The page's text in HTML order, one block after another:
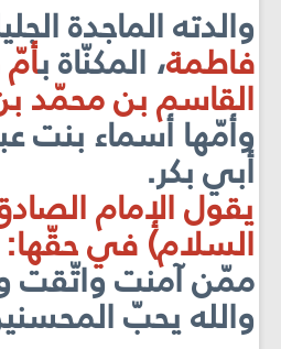
والدته الماجدة
فاطمة، المكنّاةبأمّ
القاسم بن محمّد
وأمّها أسماء بنت
أبي بكر.
يقول الإمام
السلام) في حقّها:
ممّن آمنت واتّقت
والله يحبّ